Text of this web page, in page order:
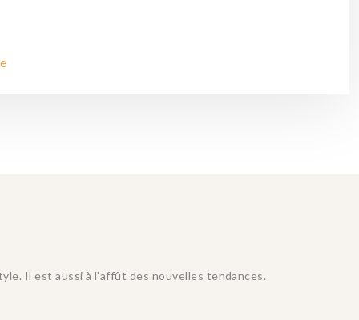
Il est aussi à l’affût des nouvelles tendances.